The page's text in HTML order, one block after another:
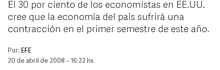
El 30 por ciento de los economistas en EE.UU.
cree que la economía del país sufrirá una
contracción en el primer semestre de este año.
Por: EFE
20 de abril de 2008 - 16:22 hs